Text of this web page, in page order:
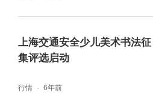
一代代科研人推动产业赶
车用燃料、动力系统、智
上海交通安全少儿美术书法征
集评选启动
行情 6年前